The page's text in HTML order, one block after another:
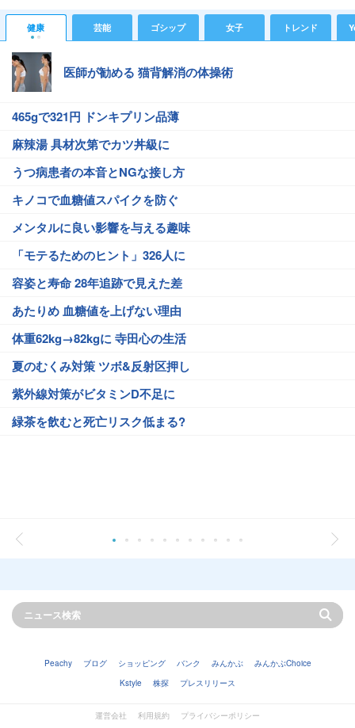
健康 芸能 ゴシップ 女子 トレンド
医師が勧める 猫背解消の体操術
465gで321円 ドンキプリン品薄
麻辣湯 具材次第でカツ丼級に
うつ病患者の本音とNGな接し方
キノコで血糖値スパイクを防ぐ
メンタルに良い影響を与える趣味
「モテるためのヒント」326人に
容姿と寿命 28年追跡で見えた差
あたりめ 血糖値を上げない理由
体重62kg→82kgに 寺田心の生活
夏のむくみ対策 ツボ&反射区押し
紫外線対策がビタミンD不足に
緑茶を飲むと死亡リスク低まる?
Peachy ブログ ショッピング バンク みんかぶ
みんかぶChoice
Kstyle
株探 プレスリリース
運営会社 利用規約 プライバシーポリシー